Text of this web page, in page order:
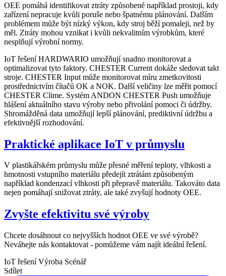
OEE pomáhá identifikovat ztráty způsobené například prostoji, kdy
zařízení nepracuje kvůli poruše nebo špatnému plánování. Dalším
problémem může být nízký výkon, kdy stroj běží pomaleji, než by
měl. Ztráty mohou vznikat i kvůli nekvalitním výrobkům, které
nesplňují výrobní normy.
IoT řešení HARDWARIO umožňují snadno monitorovat a
optimalizovat tyto faktory. CHESTER Current dokáže sledovat takt
stroje. CHESTER Input může monitorovat míru zmetkovitosti
prostřednictvím čítačů OK a NOK. Další veličiny lze měřit pomocí
CHESTER Clime. Systém ANDON CHESTER Push umožňuje
hlášení aktuálního stavu výroby nebo přivolání pomoci či údržby.
Shromážděná data umožňují lepší plánování, prediktivní údržbu a
efektivnější rozhodování.
Praktické aplikace IoT v průmyslu
V plastikářském průmyslu může přesné měření teploty, vlhkosti a
hmotnosti vstupního materiálu předejít ztrátám způsobeným
například kondenzací vlhkosti při přepravě materiálu. Takováto data
nejen pomáhají snižovat ztráty, ale také zvyšují hodnoty OEE.
Zvyšte efektivitu své výroby
Chcete dosáhnout co nejvyšších hodnot OEE ve své výrobě?
Neváhejte nás kontaktovat - pomůžeme vám najít ideální řešení.
IoT řešeníVýroba Scénář
Sdílet